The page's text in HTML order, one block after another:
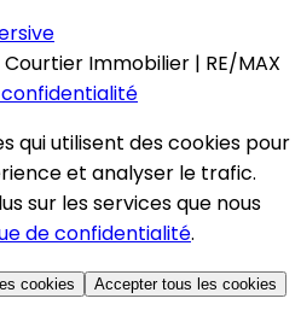
Immobilier | RE/MAX
qui utilisent des cookies pour
et analyser le trafic.
sur les services que nous
de confidentialité.
cookies Accepter tous les cookies